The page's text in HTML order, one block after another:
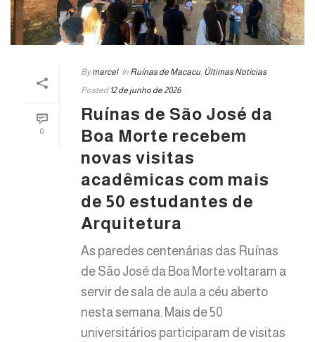
0
By marcel In Ruínas de Macacu, Últimas Notícias
Posted 12 de junho de 2026
Ruínas de São José da
Boa Morte recebem
novas visitas
acadêmicas com mais
de 50 estudantes de
Arquitetura
As paredes centenárias das Ruínas
de São José da Boa Morte voltaram a
servir de sala de aula a céu aberto
nesta semana. Mais de 50
universitários participaram de visitas